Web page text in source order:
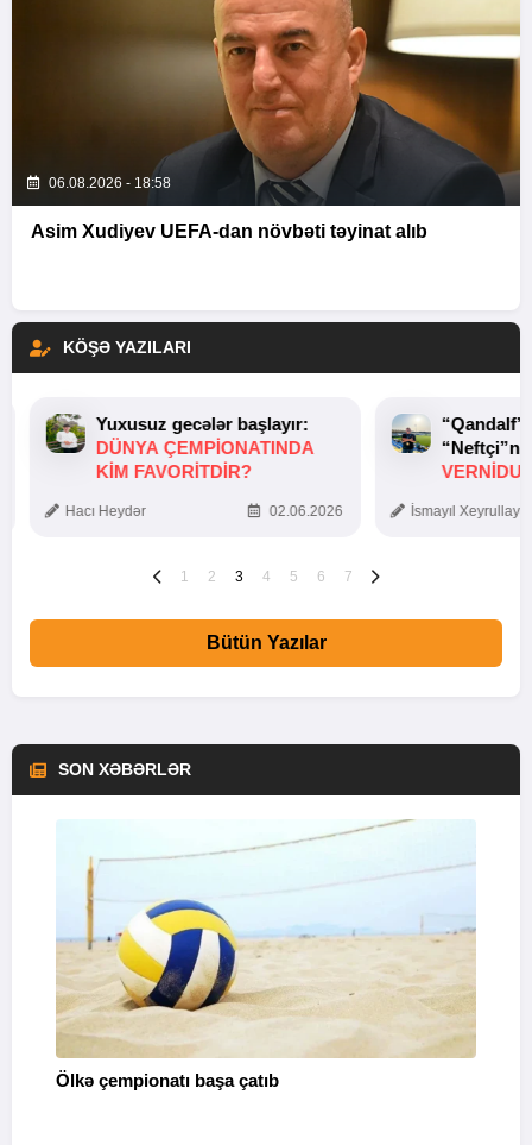
06.08.2026 - 18:58
Asim Xudiyev UEFA-dan növbəti təyinat alıb
KÖŞƏ YAZILARI
Yuxusuz gecələr başlayır:
DÜNYA ÇEMPIONATINDA
KIM FAVORITDIR?
Hacı Heydər 02.06.2026 İsmayıl
1 2 3 4 5 6 7
Bütün Yazılar
SON XƏBƏRLƏR
Ölkə çempionatı başa çatıb